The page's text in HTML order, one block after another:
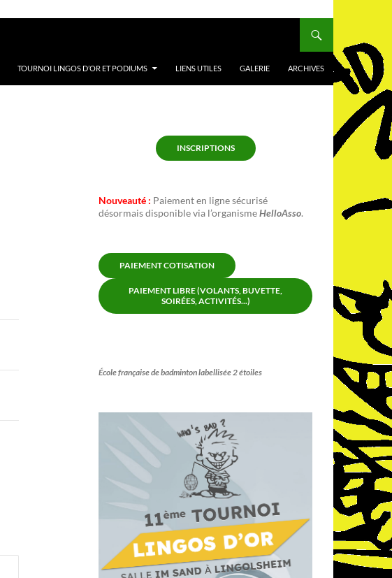
TOURNOI LINGOS D’OR ET PODIUMS LIENS UTILES GALERIE ARCHIVES
INSCRIPTIONS
Nouveauté : Paiement en ligne sécurisé
désormais disponible via l’organismeHelloAsso.
PAIEMENT COTISATION
PAIEMENT LIBRE (VOLANTS, BUVETTE,
SOIRÉES, ACTIVITÉS...)
École française de badminton labellisée 2 étoiles